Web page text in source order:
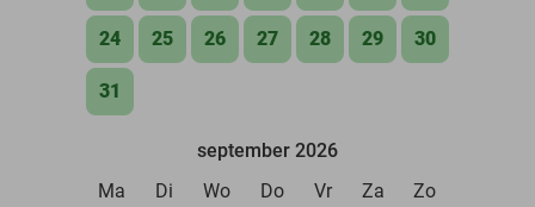
24 25 26 27 28 29 30
31
september 2026
Ma
Di Wo Do Vr Za Zo